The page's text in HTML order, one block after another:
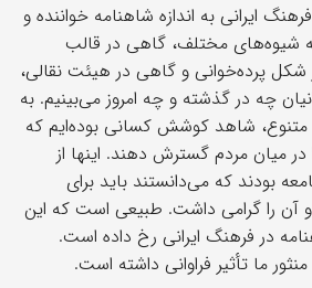
ایرانی به اندازه شاهنامه خواننده و
شیوه‌های مختلف، گاهی در قالب
پرده‌خوانی و گاهی در هیئت نقالی،
چه در گذشته و چه امروز می‌بینیم. به
متنوع، شاهد کوشش کسانی بوده‌ایم که
میان مردم گسترش دهند. اینها از
بودند که می‌دانستند باید برای
آن را گرامی داشت. طبیعی است که این
در فرهنگ ایرانی رخ داده است.
ما تأثیر فراوانی داشته است.